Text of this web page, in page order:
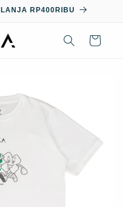
RP400RIBU
Cart